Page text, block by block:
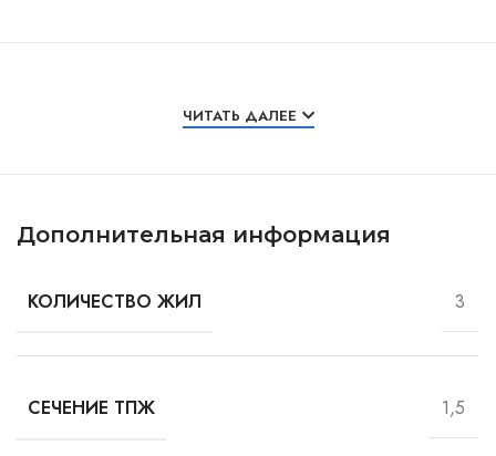
ЧИТАТЬ ДАЛЕЕ
Дополнительная информация
КОЛИЧЕСТВО ЖИЛ 3
СЕЧЕНИЕ ТПЖ 1,5